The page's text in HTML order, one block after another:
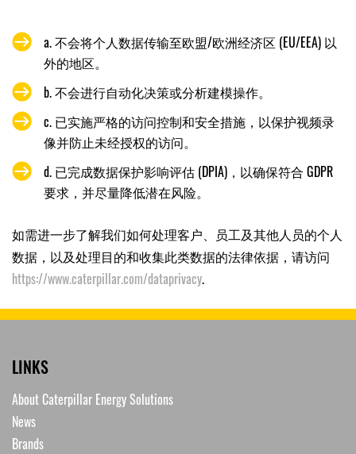
a. 不会将个人数据传输至欧盟/欧洲经济区 (EU/EEA) 以
外的地区。
b. 不会进行自动化决策或分析建模操作。
c. 已实施严格的访问控制和安全措施，以保护视频录
像并防止未经授权的访问。
d. 已完成数据保护影响评估 (DPIA)，以确保符合 GDPR
要求，并尽量降低潜在风险。
如需进一步了解我们如何处理客户、员工及其他人员的个人
数据，以及处理目的和收集此类数据的法律依据，请访问
https://www.caterpillar.com/dataprivacy.
LINKS
About Caterpillar Energy Solutions
News
Brands